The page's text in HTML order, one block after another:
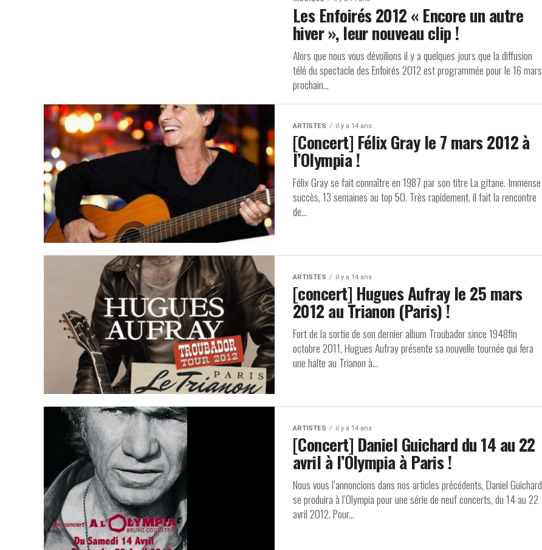
Les Enfoirés 2012 « Encore un autre
hiver », leur nouveau clip !
Alors que nous vous dévoilions il y a quelques jours que la diffusion
télé du spectacle des Enfoirés 2012 est programmée pour le 16 mars
prochain...
ARTISTES il y a 14 ans
[Concert] Félix Gray le 7 mars 2012 à
l’Olympia !
Félix Gray se fait connaître en 1987 par son titre La gitane. Immense
succès, 13 semaines au top 50. Très rapidement, il fait la rencontre
de...
ARTISTES il y a 14 ans
[concert] Hugues Aufray le 25 mars
2012 au Trianon (Paris) !
Fort de la sortie de son dernier album Troubador since 1948fin
octobre 2011, Hugues Aufray présente sa nouvelle tournée qui fera
une halte au Trianon à...
ARTISTES il y a 14 ans
[Concert] Daniel Guichard du 14 au 22
avril à l’Olympia à Paris !
Nous vous l’annoncions dans nos articles précédents, Daniel Guichard
se produira à l’Olympia pour une série de neuf concerts, du 14 au 22
avril 2012. Pour...